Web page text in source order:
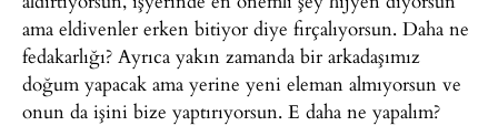
ama eldivenler erken bitiyor diye fırçalıyorsun. Daha ne
fedakarlığı? Ayrıca yakın zamanda bir arkadaşımız
doğum yapacak ama yerine yeni eleman almıyorsun ve
onun da işini bize yaptırıyorsun. E daha ne yapalım?